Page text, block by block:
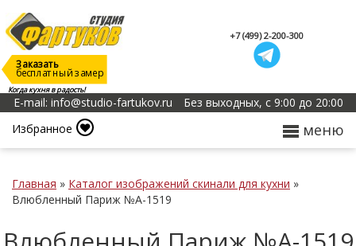
Когда кухня в радость!
Заказать
бесплатный замер
+7 (499) 2-200-300
E-mail: info@studio-fartukov.ru
Без выходных, с 9:00 до 20:00
Избранное
меню
Главная » Каталог изображений скинали для кухни »
Влюбленный Париж №А-1519